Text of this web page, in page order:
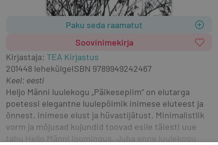
Paku seda raamatut
Soovinimekirja
Kirjastaja: TEA Kirjastus
201448 lehekülgeISBN 9789949242467
Keel: eesti
Heljo Männi luulekogu „Päikesepiim“ on elutarga
poetessi elegantne luulepõimik inimese eluteest ja
õnnest, inimese elust ja hüvastijätust. Minimalistlik
vorm ja mõjusad kujundid toovad esile täiesti uue
tahu Heljo Männi loomingus. Juba enne luulekogu